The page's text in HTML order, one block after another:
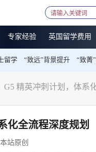
专家经验 英国留学费用
留学 “致远”背景提升 “致菁
G5 精英冲刺计划，体系
化全流程深度规划
站原创